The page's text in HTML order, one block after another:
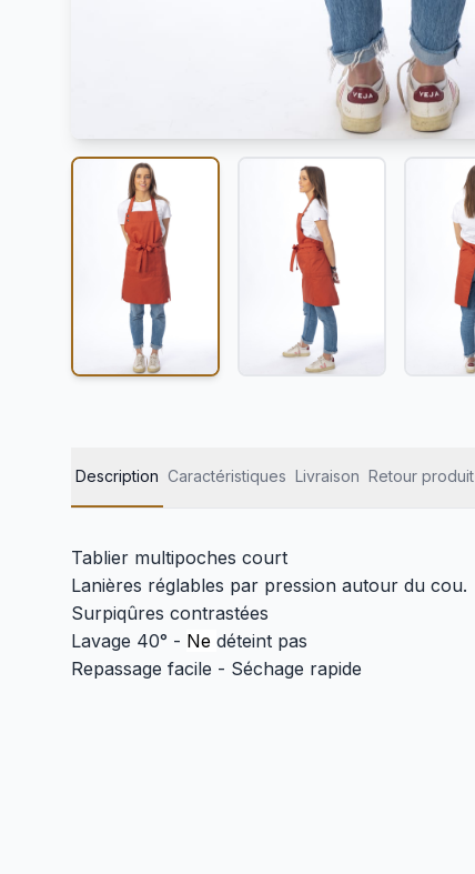
Description Caractéristiques Livraison Retour produit
Tablier multipoches court
Lanières réglables par pression autour du cou.
Surpiqûres contrastées
Lavage 40° - Ne déteint pas
Repassage facile - Séchage rapide